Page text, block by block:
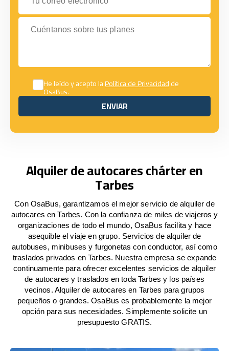
Cuéntanos sobre tus planes
He leído y acepto laPolítica de Privacidadde
OsaBus.
ENVIAR
ENVIAR
Alquiler de autocares chárter en
Tarbes
Con OsaBus, garantizamos el mejor servicio de alquiler de
autocares en Tarbes. Con la confianza de miles de viajeros y
organizaciones de todo el mundo, OsaBus facilita y hace
asequible el viaje en grupo. Servicios de alquiler de
autobuses, minibuses y furgonetas con conductor, así como
traslados privados en Tarbes. Nuestra empresa se expande
continuamente para ofrecer excelentes servicios de alquiler
de autocares y traslados en toda Tarbes y los países
vecinos. Alquiler de autocares en Tarbes para grupos
pequeños o grandes. OsaBus es probablemente la mejor
opción para sus necesidades. Simplemente solicite un
presupuesto GRATIS.